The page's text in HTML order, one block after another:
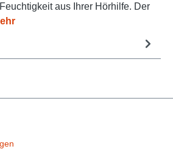
aus Ihrer Hörhilfe. Der